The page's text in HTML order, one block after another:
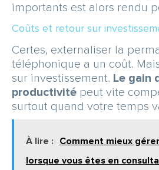
importants est alors rendu
Coûts et retour sur
Certes, externaliser la
téléphonique a un coût.
sur investissement. Le gain
productivité peut vite
surtout quand votre temps
À lire : Comment mieux
lorsque vous êtes en